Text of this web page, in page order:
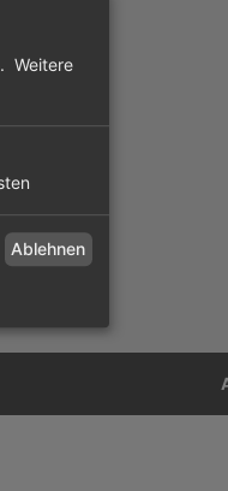
Weitere
Ablehnen